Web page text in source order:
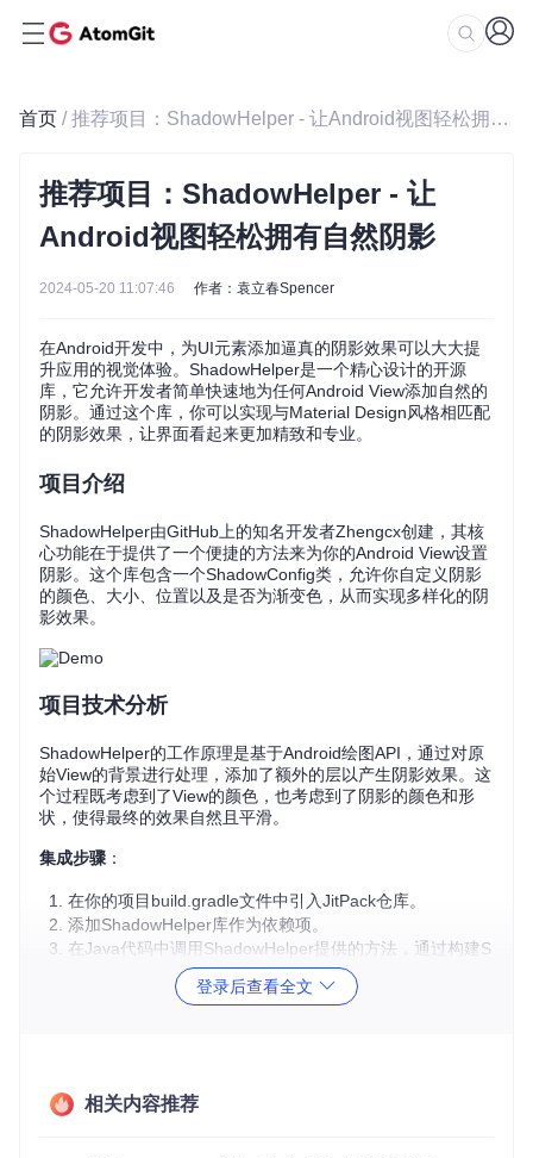
首页 / 推荐项目：ShadowHelper - 让Android视图轻松拥有自然阴影
推荐项目：ShadowHelper - 让
Android视图轻松拥有自然阴影
2024-05-20 11:07:46 作者：袁立春Spencer
在Android开发中，为UI元素添加逼真的阴影效果可以大大提
升应用的视觉体验。ShadowHelper是一个精心设计的开源
库，它允许开发者简单快速地为任何Android View添加自然的
阴影。通过这个库，你可以实现与Material Design风格相匹配
的阴影效果，让界面看起来更加精致和专业。
项目介绍
ShadowHelper由GitHub上的知名开发者Zhengcx创建，其核
心功能在于提供了一个便捷的方法来为你的Android View设置
阴影。这个库包含一个ShadowConfig类，允许你自定义阴影
的颜色、大小、位置以及是否为渐变色，从而实现多样化的阴
影效果。
项目技术分析
ShadowHelper的工作原理是基于Android绘图API，通过对原
始View的背景进行处理，添加了额外的层以产生阴影效果。这
个过程既考虑到了View的颜色，也考虑到了阴影的颜色和形
状，使得最终的效果自然且平滑。
集成步骤 ：
在你的项目build.gradle文件中引入JitPack仓库。
添加ShadowHelper库作为依赖项。
在Java代码中调用ShadowHelper提供的方法，通过构建S
hadowConfig对象并传入相应的参数来设定阴影效果。
应用。无论是在卡片、按钮、文本框等常见组件上，还是在自
定义视图上，都能轻松实现阴影效果。对于那些追求高质量用
登录后查看全文
相关内容推荐